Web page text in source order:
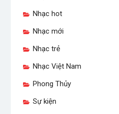
Nhạc hot
Nhạc mới
Nhạc trẻ
Nhạc Việt Nam
Phong Thủy
Sự kiện